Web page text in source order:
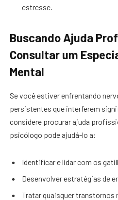
estresse.
Buscando Ajuda
Consultar um
Mental
Se você estiver enfrentando
persistentes que interferem
considere procurar ajuda
psicólogo pode ajudá-lo a:
Identificar e lidar com os
Desenvolver estratégias de
Tratar quaisquer transtornos